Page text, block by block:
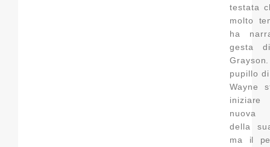
testata
molto
ha
gesta
pupillo
Wayne
della
ma il